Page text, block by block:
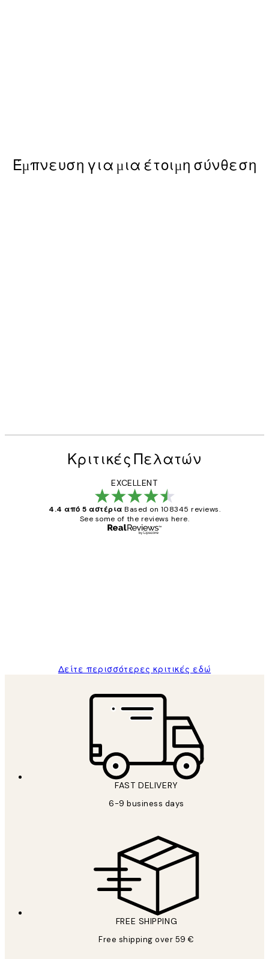
Έμπνευση για μια έτοιμη σύνθεση
Κριτικές Πελατών
EXCELLENT
4.4 από 5 αστέρια Based on 108345 reviews.
See some of the reviews here.
Δείτε περισσότερες κριτικές εδώ
FAST DELIVERY
6-9 business days
FREE SHIPPING
Free shipping over 59 €